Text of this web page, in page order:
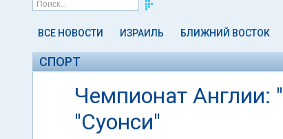
ВСЕ НОВОСТИ ИЗРАИЛЬ БЛИЖНИЙ ВОСТОК
СПОРТ
Чемпионат Англии:
"Суонси"